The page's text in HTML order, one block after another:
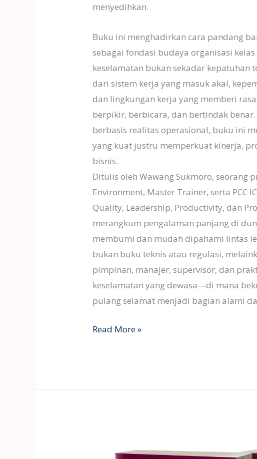
menyedihkan.
Buku ini menghadirkan cara pandang
sebagai fondasi budaya organisasi
keselamatan bukan sekadar kepatuhan
dari sistem kerja yang masuk akal,
dan lingkungan kerja yang memberi
berpikir, berbicara, dan bertindak
berbasis realitas operasional, buku ini
yang kuat justru memperkuat kinerja,
bisnis.
Ditulis oleh Wawang Sukmoro, seorang
Environment, Master Trainer, serta PCC
Quality, Leadership, Productivity, dan
merangkum pengalaman panjang di
membumi dan mudah dipahami lintas
bukan buku teknis atau regulasi,
pimpinan, manajer, supervisor, dan
keselamatan yang dewasa—di mana
pulang selamat menjadi bagian alami
Read More »